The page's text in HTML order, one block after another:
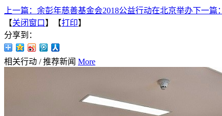
上一篇： 余彭年慈善基金会2018公益行动在北京举办下一篇：
【关闭窗口 】【打印】
分享到：
相关行动 / 推荐新闻 More